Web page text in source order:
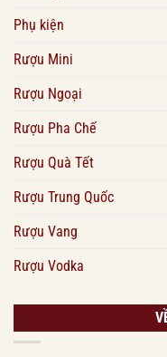
Phụ kiện
Rượu Mini
Rượu Ngoại
Rượu Pha Chế
Rượu Quà Tết
Rượu Trung Quốc
Rượu Vang
Rượu Vodka